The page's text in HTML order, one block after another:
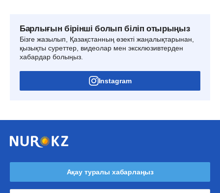
Барлығын бірінші болып біліп отырыңыз
Бізге жазылып, Қазақстанның өзекті жаңалықтарынан,
қызықты суреттер, видеолар мен эксклюзивтерден
хабардар болыңыз.
Instagram
Ақау туралы хабарлаңыз